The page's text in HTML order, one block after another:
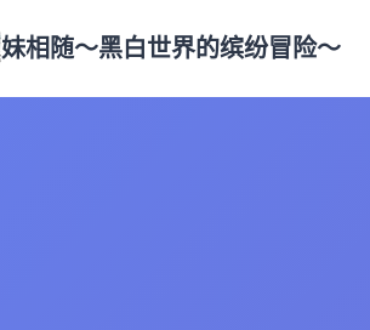
妹相随～黑白世界的缤纷冒险～